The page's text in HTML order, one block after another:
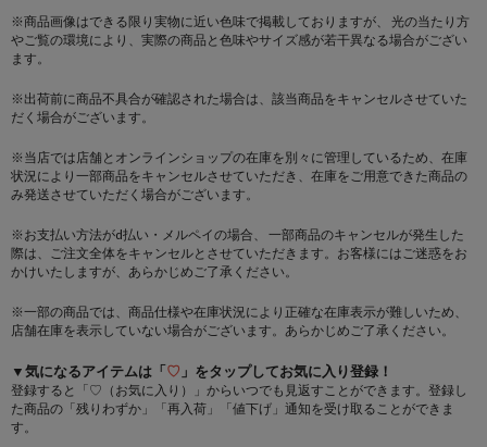
※商品画像はできる限り実物に近い色味で掲載しておりますが、 光の当たり方
やご覧の環境により、実際の商品と色味やサイズ感が若干異なる場合がござい
ます。
※出荷前に商品不具合が確認された場合は、該当商品をキャンセルさせていた
だく場合がございます。
※当店では店舗とオンラインショップの在庫を別々に管理しているため、在庫
状況により一部商品をキャンセルさせていただき、在庫をご用意できた商品の
み発送させていただく場合がございます。
※お支払い方法がd払い・メルペイの場合、 一部商品のキャンセルが発生した
際は、ご注文全体をキャンセルとさせていただきます。お客様にはご迷惑をお
かけいたしますが、あらかじめご了承ください。
※一部の商品では、商品仕様や在庫状況により正確な在庫表示が難しいため、
店舗在庫を表示していない場合がございます。あらかじめご了承ください。
▼気になるアイテムは「♡ 」をタップしてお気に入り登録！
登録すると「♡（お気に入り）」からいつでも見返すことができます。登録し
た商品の「残りわずか」「再入荷」「値下げ」通知を受け取ることができま
す。